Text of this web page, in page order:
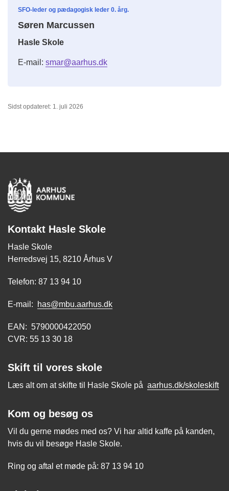
SFO-leder og pædagogisk leder 0. årg.
Søren Marcussen
Hasle Skole
E-mail: smar@aarhus.dk
Sidst opdateret: 1. juli 2026
Kontakt Hasle Skole
Hasle Skole
Herredsvej 15, 8210 Århus V
Telefon: 87 13 94 10
E-mail: has@mbu.aarhus.dk
EAN: 5790000422050
CVR: 55 13 30 18
Skift til vores skole
Læs alt om at skifte til Hasle Skole på aarhus.dk/skoleskift
Kom og besøg os
Vil du gerne mødes med os? Vi har altid kaffe på kanden,
hvis du vil besøge Hasle Skole.
Ring og aftal et møde på: 87 13 94 10